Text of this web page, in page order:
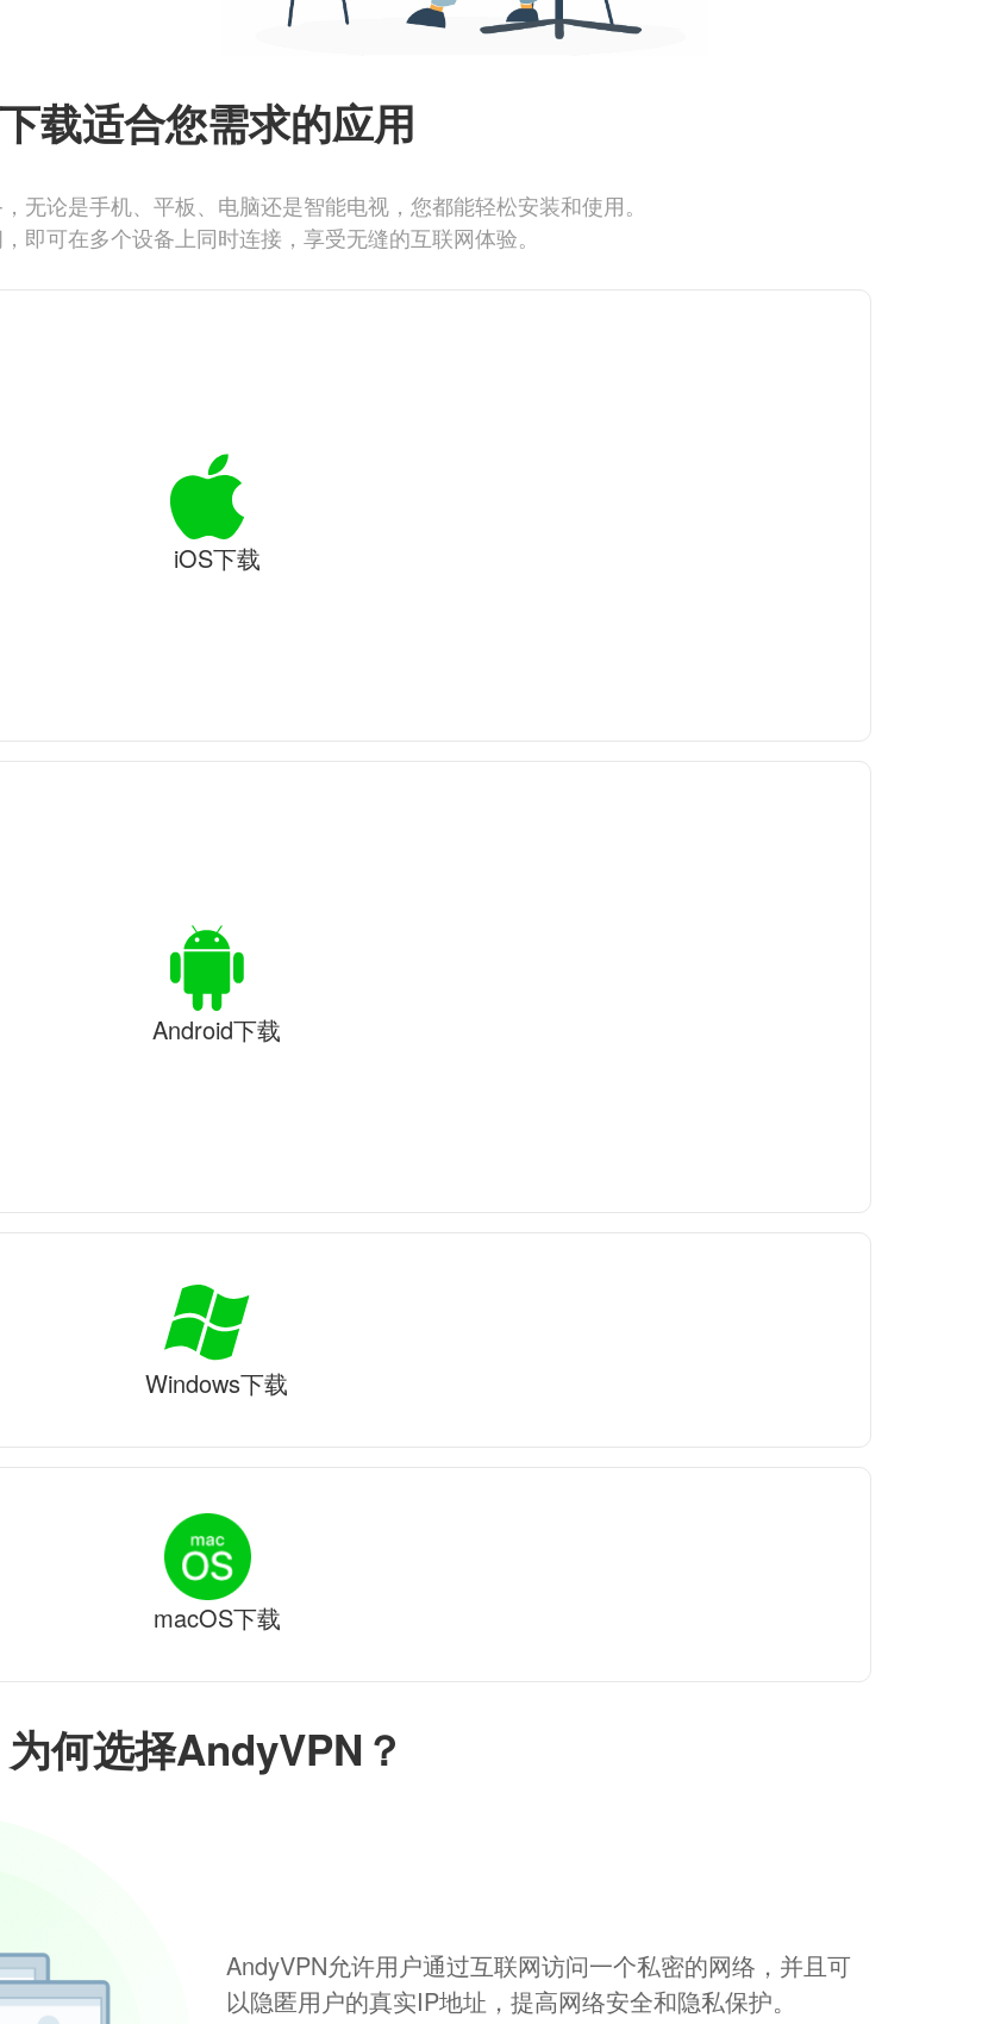
为何选择AndyVPN？
AndyVPN允许用户通过互联网访问一个私密的网络，并且可
以隐匿用户的真实IP地址，提高网络安全和隐私保护。
下载适合您需求的应用
无论是手机、平板、电脑还是智能电视，您都能轻松安装和使用。
即可在多个设备上同时连接，享受无缝的互联网体验。
iOS下载
Android下载
Windows下载
macOS下载